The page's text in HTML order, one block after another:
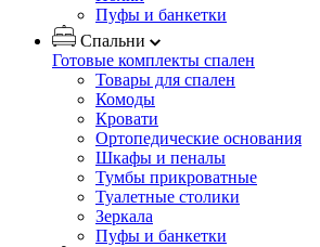
Пуфы и банкетки
Спальни
Готовые комплекты спален
Товары для спален
Комоды
Кровати
Ортопедические основания
Шкафы и пеналы
Тумбы прикроватные
Туалетные столики
Зеркала
Пуфы и банкетки